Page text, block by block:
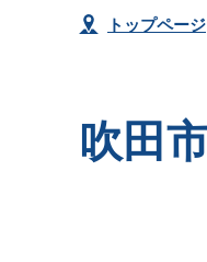
トップページ
吹田